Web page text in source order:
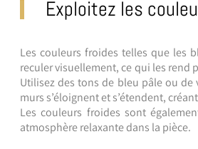
Exploitez les
Les couleurs froides telles que les
reculer visuellement, ce qui les rend
Utilisez des tons de bleu pâle ou
murs s’éloignent et s’étendent,
Les couleurs froides sont
atmosphère relaxante dans la pièce.